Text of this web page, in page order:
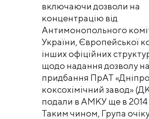
включаючи дозволи на
концентрацію від
Антимонопольного
України, Європейської
інших офіційних
щодо надання дозволу на
придбання ПрАТ
коксохімічний завод»
подали в АМКУ ще в 2014
Таким чином, Група